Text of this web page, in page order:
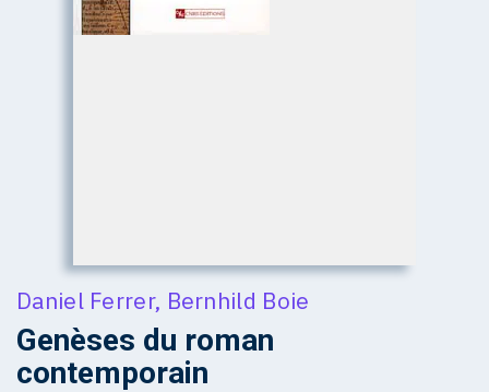
Daniel Ferrer, Bernhild Boie
Genèses du roman
contemporain